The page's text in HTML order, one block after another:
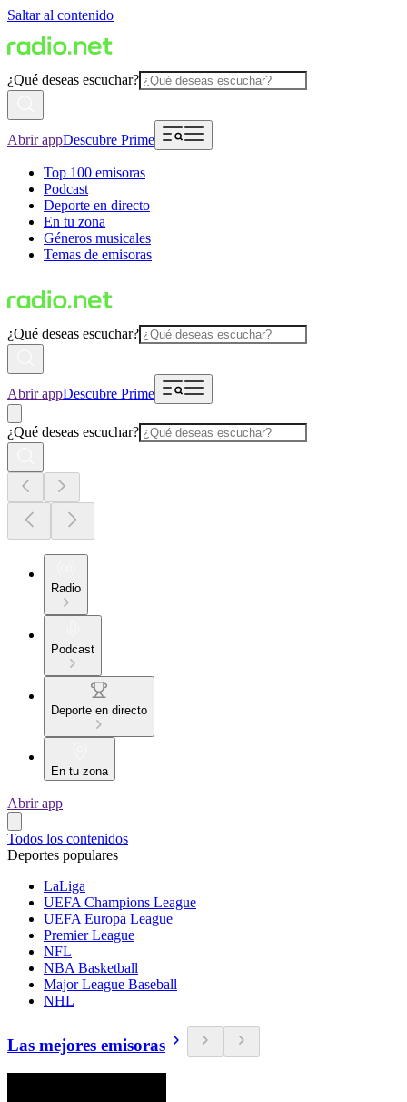
Saltar al contenido
¿Qué deseas escuchar?
Abrir appDescubre Prime
Top 100 emisoras
Podcast
Deporte en directo
En tu zona
Géneros musicales
Temas de emisoras
¿Qué deseas escuchar?
Abrir appDescubre Prime
¿Qué deseas escuchar?
Radio
Podcast
Deporte en directo
En tu zona
Abrir app
Todos los contenidos
Deportes populares
LaLiga
UEFA Champions League
UEFA Europa League
Premier League
NFL
NBA Basketball
Major League Baseball
NHL
Las mejores emisoras